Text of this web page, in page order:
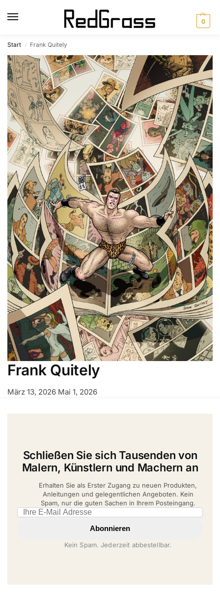
0
Start / Frank Quitely
Frank Quitely
März 13, 2026 Mai 1, 2026
Schließen Sie sich Tausenden von
Malern, Künstlern und Machern an
Erhalten Sie als Erster Zugang zu neuen Produkten,
Anleitungen und gelegentlichen Angeboten. Kein
Spam, nur die guten Sachen in Ihrem Posteingang.
Email address
Abonnieren
Kein Spam. Jederzeit abbestellbar.